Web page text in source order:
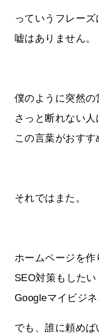
っていうフレーズ
嘘はありません。
僕のように突然の
さっと断れない人
この言葉がおすす
それではまた。
ホームページを作
SEO対策もしたい
Googleマイビジ
でも、誰に頼め